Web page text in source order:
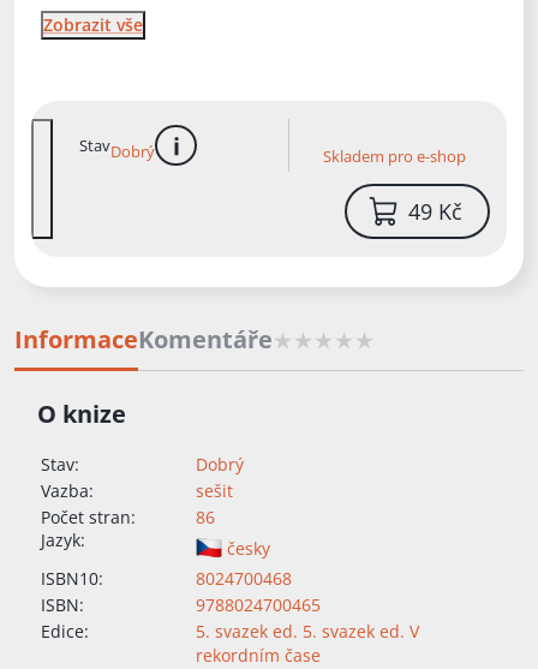
Zobrazit vše
StavDobrý více informací Skladem pro e-shop
49 Kč
InformaceKomentáře
O knize
Stav:
Dobrý
Vazba:
sešit
Počet stran:
86
Jazyk:
česky
ISBN10:
8024700468
ISBN:
9788024700465
Edice:
5. svazek ed. 5. svazek ed. V
rekordním čase